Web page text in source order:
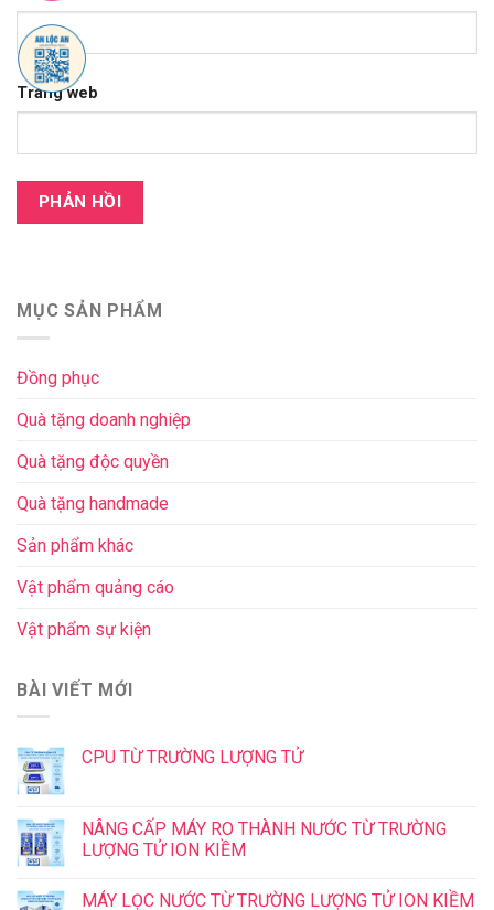
Trang web
MỤC SẢN PHẨM
Đồng phục
Quà tặng doanh nghiệp
Quà tặng độc quyền
Quà tặng handmade
Sản phẩm khác
Vật phẩm quảng cáo
Vật phẩm sự kiện
BÀI VIẾT MỚI
CPU TỪ TRƯỜNG LƯỢNG TỬ
NÂNG CẤP MÁY RO THÀNH NƯỚC TỪ TRƯỜNG
LƯỢNG TỬ ION KIỀM
MÁY LỌC NƯỚC TỪ TRƯỜNG LƯỢNG TỬ ION KIỀM